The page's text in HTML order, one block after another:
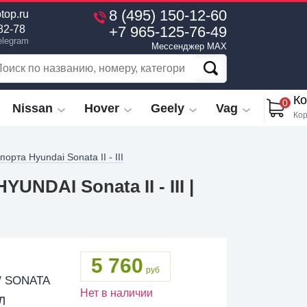
78
8 (495) 150-12-60
+7 965-125-76-49
Мессенджер MAX
Nissan Hover Geely Vag 0
Hyundai Sonata II - III
Sonata II - III |
SONATA
5 760 руб
Нет в наличии